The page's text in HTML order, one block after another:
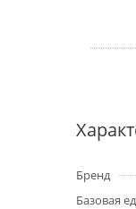
Бренд
Базовая